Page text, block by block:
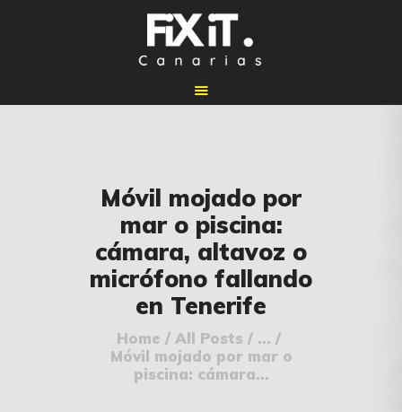
Móvil mojado por
mar o piscina:
cámara, altavoz o
micrófono fallando
en Tenerife
Home All Posts
...
Móvil mojado por mar o
piscina: cámara...
🔧 REPARACIONES
🛠️ SERVICIOS
ADICIONALES
👉 SOLICITAR
PRESUPUESTO
📞 CONTACTOS
✅ UBICACIONES